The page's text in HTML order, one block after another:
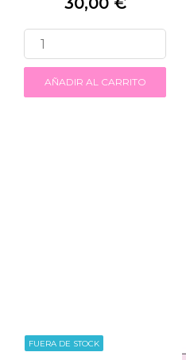
AÑADIR AL CARRITO
FUERA DE STOCK